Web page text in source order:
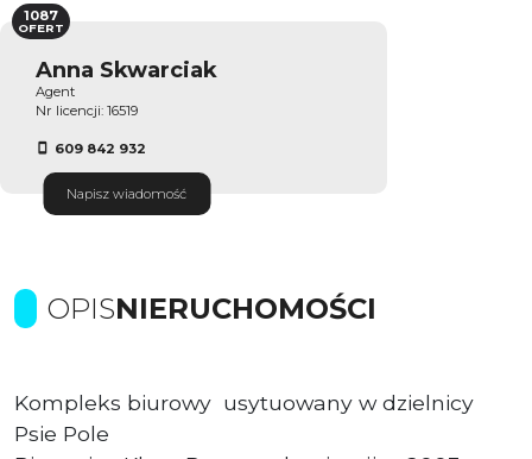
Anna Skwarciak
Agent
Nr licencji: 16519
609 842 932
Napisz wiadomość
1087
OFERT
OPISNIERUCHOMOŚCI
Kompleks biurowy usytuowany w dzielnicy
Psie Pole